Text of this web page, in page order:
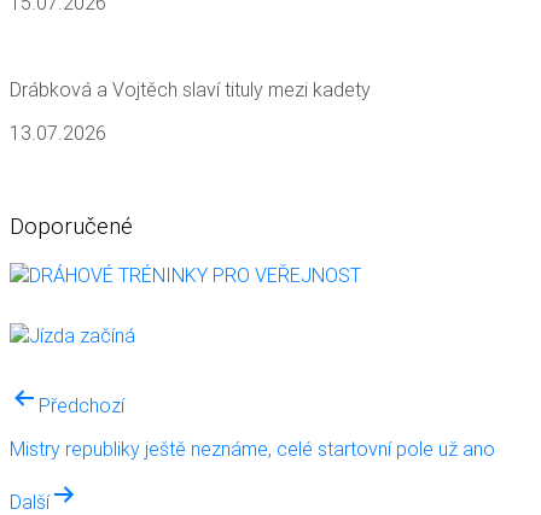
Drábková a Vojtěch slaví tituly mezi kadety
13.07.2026
Doporučené
Navigace
pro
příspěvek
Předchozí
Mistry republiky ještě neznáme, celé startovní pole už ano
Další